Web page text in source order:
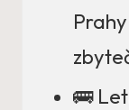
🚌